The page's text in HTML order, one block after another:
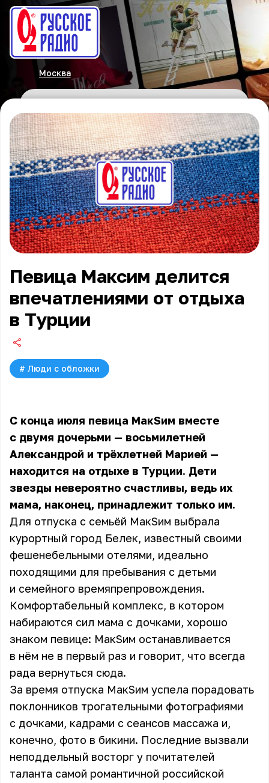
Москва
Певица Максим делится
впечатлениями от отдыха
в Турции
# Люди с обложки
С конца июля певица МакSим вместе
с двумя дочерьми — восьмилетней
Александрой и трёхлетней Марией —
находится на отдыхе в Турции. Дети
звезды невероятно счастливы, ведь их
мама, наконец, принадлежит только им.
Для отпуска с семьёй МакSим выбрала
курортный город Белек, известный своими
фешенебельными отелями, идеально
походящими для пребывания с детьми
и семейного времяпрепровождения.
Комфортабельный комплекс, в котором
набираются сил мама с дочками, хорошо
знаком певице: МакSим останавливается
в нём не в первый раз и говорит, что всегда
рада вернуться сюда.
За время отпуска МакSим успела порадовать
поклонников трогательными фотографиями
с дочками, кадрами с сеансов массажа и,
конечно, фото в бикини. Последние вызвали
неподдельный восторг у почитателей
таланта самой романтичной российской